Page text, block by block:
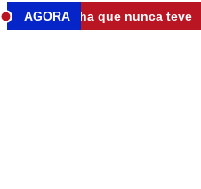
AGORA
de filha que nunca teve •